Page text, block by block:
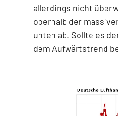
allerdings nicht
oberhalb der
unten ab. Sollte es
dem Aufwärtstrend